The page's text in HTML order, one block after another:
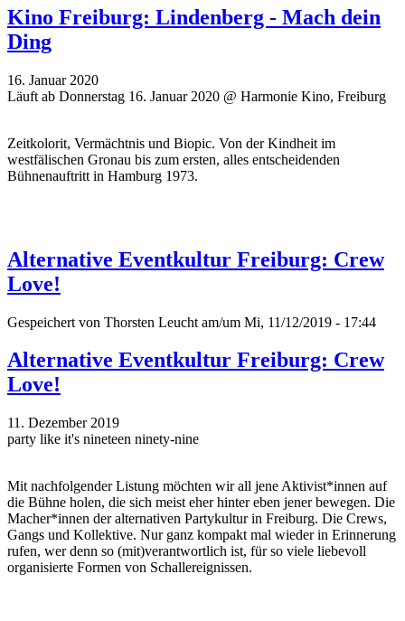
Kino Freiburg: Lindenberg - Mach dein
Ding
16. Januar 2020
Läuft ab Donnerstag 16. Januar 2020 @ Harmonie Kino, Freiburg
Zeitkolorit, Vermächtnis und Biopic. Von der Kindheit im
westfälischen Gronau bis zum ersten, alles entscheidenden
Bühnenauftritt in Hamburg 1973.
Alternative Eventkultur Freiburg: Crew
Love!
Gespeichert von Thorsten Leucht am/um Mi, 11/12/2019 - 17:44
Alternative Eventkultur Freiburg: Crew
Love!
11. Dezember 2019
party like it's nineteen ninety-nine
Mit nachfolgender Listung möchten wir all jene Aktivist*innen auf
die Bühne holen, die sich meist eher hinter eben jener bewegen. Die
Macher*innen der alternativen Partykultur in Freiburg. Die Crews,
Gangs und Kollektive. Nur ganz kompakt mal wieder in Erinnerung
rufen, wer denn so (mit)verantwortlich ist, für so viele liebevoll
organisierte Formen von Schallereignissen.